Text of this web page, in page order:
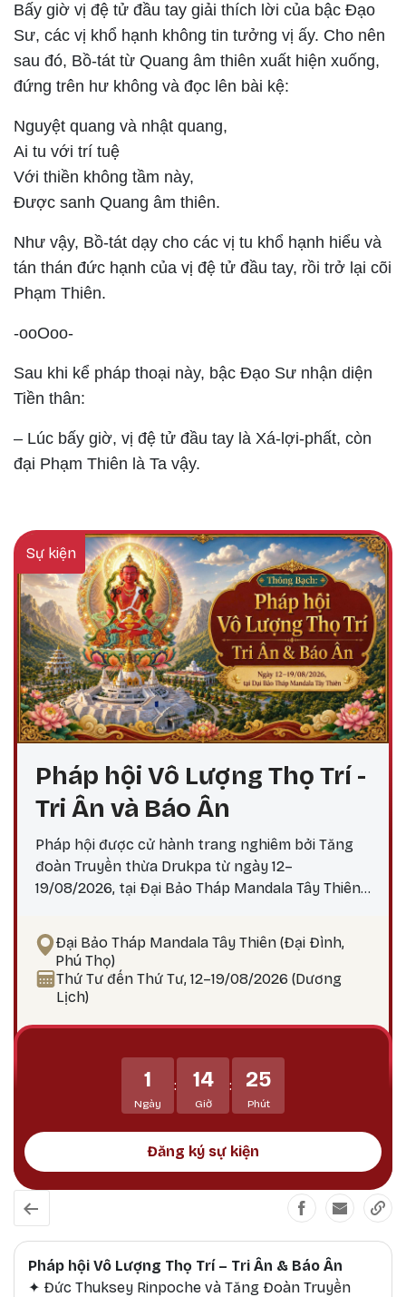
Bấy giờ vị đệ tử đầu tay giải thích lời của bậc Ðạo
Sư, các vị khổ hạnh không tin tưởng vị ấy. Cho nên
sau đó, Bồ-tát từ Quang âm thiên xuất hiện xuống,
đứng trên hư không và đọc lên bài kệ:
Nguyệt quang và nhật quang,
Ai tu với trí tuệ
Với thiền không tầm này,
Ðược sanh Quang âm thiên.
Như vậy, Bồ-tát dạy cho các vị tu khổ hạnh hiểu và
tán thán đức hạnh của vị đệ tử đầu tay, rồi trở lại cõi
Phạm Thiên.
-ooOoo-
Sau khi kể pháp thoại này, bậc Ðạo Sư nhận diện
Tiền thân:
– Lúc bấy giờ, vị đệ tử đầu tay là Xá-lợi-phất, còn
đại Phạm Thiên là Ta vậy.
Sự kiện
Pháp hội Vô Lượng Thọ Trí -
Tri Ân và Báo Ân
Pháp hội được cử hành trang nghiêm bởi Tăng
đoàn Truyền thừa Drukpa từ ngày 12–
19/08/2026, tại Đại Bảo Tháp Mandala Tây Thiên,
thống Kim Cương thừa để cầu an, cầu siêu, tiêu
trừ chướng ngại, tăng trưởng phúc thọ và hồi
hướng công đức báo đáp Tứ Trọng Ân. Đặc biệt,
trong khuôn khổ Pháp hội sẽ diễn ra Đại lễ
Kim Cương thừa - hướng về chư anh hùng liệt sĩ,
chiến sĩ trận vong và đồng bào tử nạn trên mọi
miền Tổ quốc và những người đã ngã xuống khi
đồng bào cùng hành hương về thánh địa linh
thiêng Đại Bảo Tháp Mandala Tây Thiên và tham
dự Pháp hội đặc biệt trong mùa Tri ân - Bảo ân
tháng 7 (âm lịch) này
Đại Bảo Tháp Mandala Tây Thiên (Đại Đình,
Phú Thọ)
Thứ Tư đến Thứ Tư, 12–19/08/2026 (Dương
Lịch)
1
Ngày
: 14
Giờ
: 25
Phút
Đăng ký sự kiện
Pháp hội Vô Lượng Thọ Trí – Tri Ân & Báo Ân
✦ Đức Thuksey Rinpoche và Tăng Đoàn Truyền